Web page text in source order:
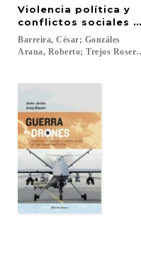
Violencia política y
conflictos sociales
Barreira, César; Gonzáles
Arana, Roberto; Trejos